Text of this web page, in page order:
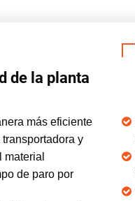
de la planta
más eficiente
y
de paro por